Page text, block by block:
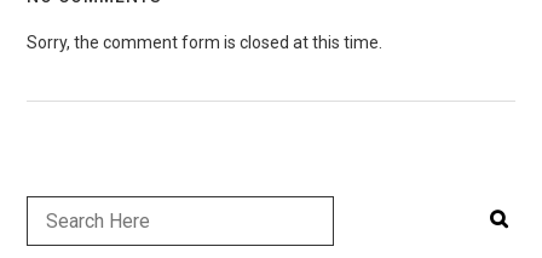
Sorry, the comment form is closed at this time.